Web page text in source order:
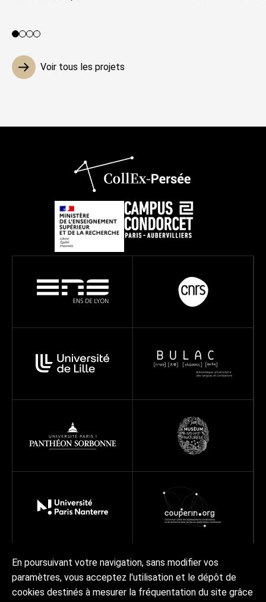
Voir tous les projets
Voir le projet 1
Voir le projet 2
Voir le projet 3
Voir le projet 4
À proposProgrammesRéseauProjets Ressources
Actualités | AgendaContact Collex-Persée
En poursuivant votre navigation, sans modifier vos
paramètres, vous acceptez l'utilisation et le dépôt de
cookies destinés à mesurer la fréquentation du site grâce